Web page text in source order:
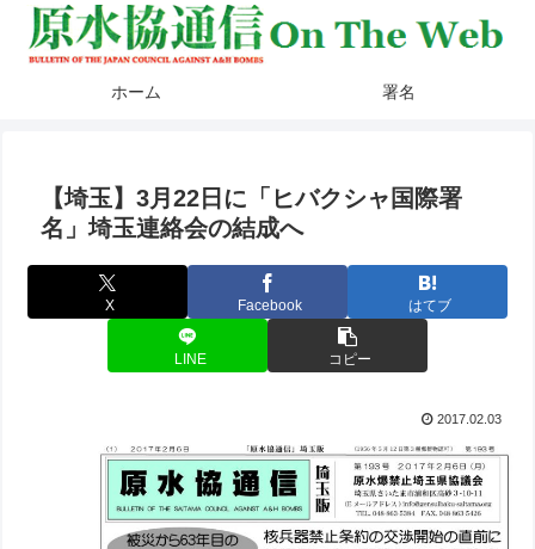
ホーム 署名
【埼玉】3月22日に「ヒバクシャ国際署
名」埼玉連絡会の結成へ
X Facebook はてブ
LINE コピー
2017.02.03